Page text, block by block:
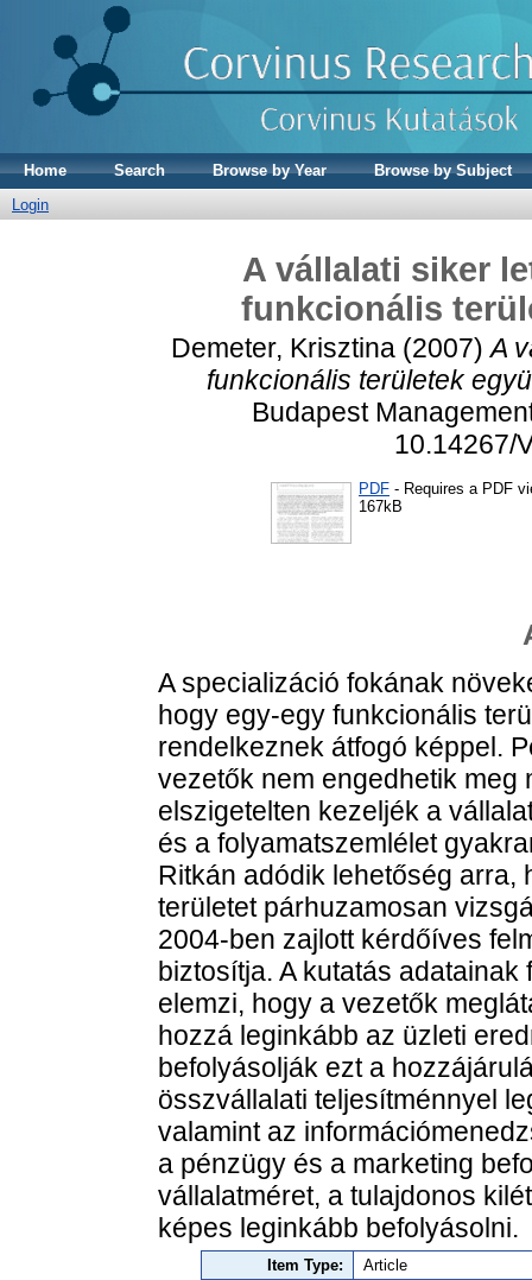
Home Search Browse by Year
Browse by Subject
Login
A vállalati siker
funkcionális
Demeter, Krisztina (2007)A
funkcionális területek
Budapest
10.14267/
PDF - Requires a PDF
167kB
A specializáció fokának
hogy egy-egy funkcionális
rendelkeznek átfogó képpel.
vezetők nem engedhetik meg
elszigetelten kezeljék a
és a folyamatszemlélet
Ritkán adódik lehetőség arra,
területet párhuzamosan
2004-ben zajlott kérdőíves
biztosítja. A kutatás
elemzi, hogy a vezetők
hozzá leginkább az üzleti
befolyásolják ezt a
összvállalati teljesítménnyel
valamint az
a pénzügy és a marketing
vállalatméret, a tulajdonos
képes leginkább befolyásolni.
Item Type:
Article